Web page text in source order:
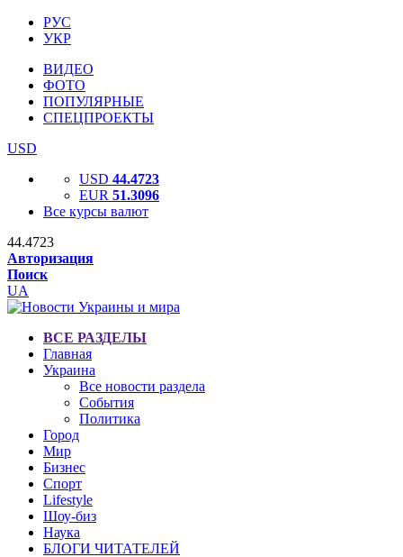
РУС
УКР
ВИДЕО
ФОТО
ПОПУЛЯРНЫЕ
СПЕЦПРОЕКТЫ
USD
USD 44.4723
EUR 51.3096
Все курсы валют
44.4723
Авторизация
Поиск
UA
ВСЕ РАЗДЕЛЫ
Главная
Украина
Все новости раздела
События
Политика
Город
Мир
Бизнес
Спорт
Lifestyle
Шоу-биз
Наука
БЛОГИ ЧИТАТЕЛЕЙ